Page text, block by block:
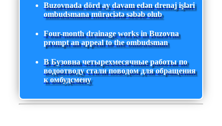
Buzovnada dörd ay davam edən drenaj işləri
ombudsmana müraciətə səbəb olub
Four-month drainage works in Buzovna
prompt an appeal to the ombudsman
В Бузовна четырехмесячные работы по
водоотводу стали поводом для обращения
к омбудсмену